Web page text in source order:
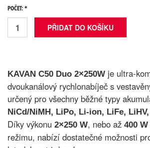
POČET: *
KAVAN C50 Duo 2×250W je ultra-
dvoukanálový rychlonabíječ s
určený pro všechny běžné typy
NiCd/NiMH, LiPo, Li-ion, LiFe,
Díky výkonu 2×250 W, nebo až 400 W
režimu, nabízí dostatečné možnosti